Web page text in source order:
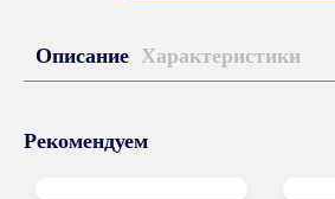
Описание Характеристики
Рекомендуем